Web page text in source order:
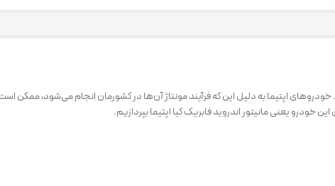
اپتیما به دلیل این که فرآیند مونتاژ آن‌ها در کشورمان انجام می‌شود،
یعنی مانیتور اندروید فابریک کیا اپتیما بپردازیم.